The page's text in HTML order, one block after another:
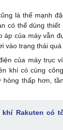
là thế mạnh
có thể dùng
áp của máy vẫn
vào trạng thái quá
của máy trục
khí có cùng
thấp hơn,
khí Rakuten có